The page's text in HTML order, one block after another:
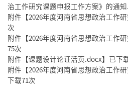
治工作研究课题申报工作方案》的通
附件【2026年度河南省思想政治工作
次
附件【2026年度河南省思想政治工作
75次
附件【课题设计论证活页.docx】已下
附件【2026年度河南省思想政治工作
下载71 次